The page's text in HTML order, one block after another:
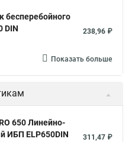
бесперебойного
DIN
238,96 ₽
Показать больше
650 Линейно-
ИБП ELP650DIN
311,47 ₽